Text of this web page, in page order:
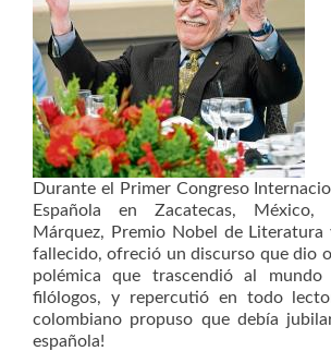
Durante el Primer Congreso
Española en Zacatecas, México,
Márquez, Premio Nobel de Literatura
fallecido, ofreció un discurso que dio
polémica que trascendió al
filólogos, y repercutió en todo
colombiano propuso que debía
española!